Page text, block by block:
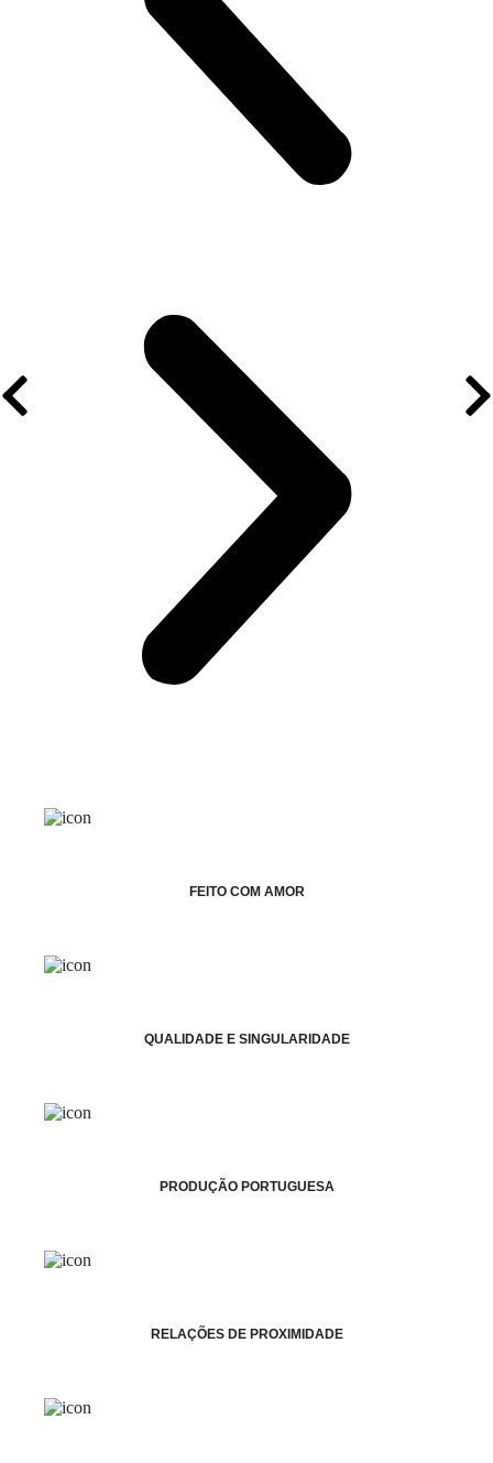
FEITO COM AMOR
QUALIDADE E SINGULARIDADE
PRODUÇÃO PORTUGUESA
RELAÇÕES DE PROXIMIDADE